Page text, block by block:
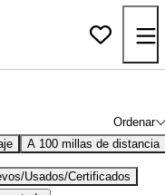
Ordenar
A 100 millas de distancia
Usados/Certificados